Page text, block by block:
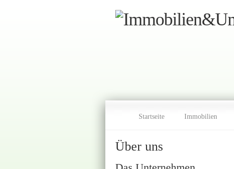
Startseite Immobilien
Über uns